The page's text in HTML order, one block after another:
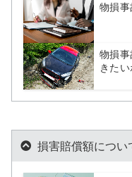
物損
物損
きた
損害賠償額につい